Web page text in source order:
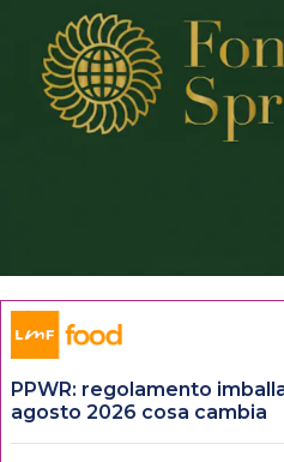
PPWR: regolamento
agosto 2026 cosa cambia